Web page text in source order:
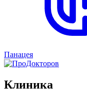
Панацея
Клиника